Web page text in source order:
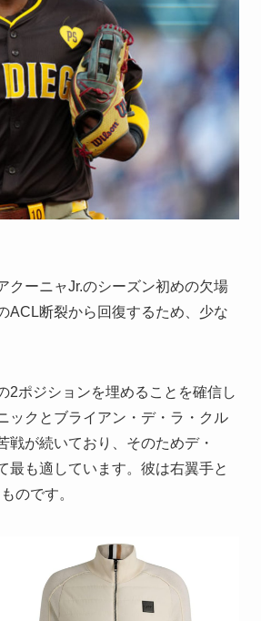
クーニャJr.のシーズン初めの欠場
ACL断裂から回復するため、少な
ポジションを埋めることを確信し
ックとブライアン・デ・ラ・クル
が続いており、そのためデ・
最も適しています。彼は右翼手と
のです。